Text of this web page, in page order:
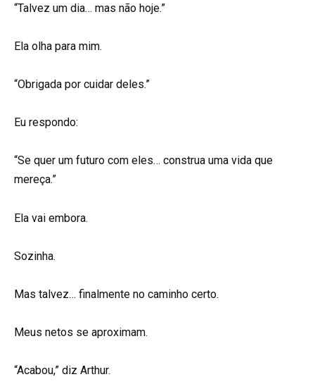
“Talvez um dia… mas não hoje.”
Ela olha para mim.
“Obrigada por cuidar deles.”
Eu respondo:
“Se quer um futuro com eles… construa uma vida que
mereça.”
Ela vai embora.
Sozinha.
Mas talvez… finalmente no caminho certo.
Meus netos se aproximam.
“Acabou,” diz Arthur.